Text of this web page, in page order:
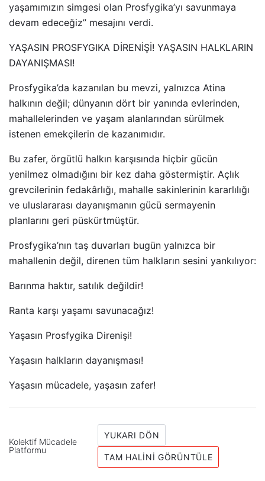
yaşamımızın simgesi olan Prosfygika’yı savunmaya
devam edeceğiz” mesajını verdi.
YAŞASIN PROSFYGIKA DİRENİŞİ! YAŞASIN HALKLARIN
DAYANIŞMASI!
Prosfygika’da kazanılan bu mevzi, yalnızca Atina
halkının değil; dünyanın dört bir yanında evlerinden,
mahallelerinden ve yaşam alanlarından sürülmek
istenen emekçilerin de kazanımıdır.
Bu zafer, örgütlü halkın karşısında hiçbir gücün
yenilmez olmadığını bir kez daha göstermiştir. Açlık
grevcilerinin fedakârlığı, mahalle sakinlerinin kararlılığı
ve uluslararası dayanışmanın gücü sermayenin
planlarını geri püskürtmüştür.
Prosfygika’nın taş duvarları bugün yalnızca bir
mahallenin değil, direnen tüm halkların sesini yankılıyor:
Barınma haktır, satılık değildir!
Ranta karşı yaşamı savunacağız!
Yaşasın Prosfygika Direnişi!
Yaşasın halkların dayanışması!
Yaşasın mücadele, yaşasın zafer!
Kolektif Mücadele
Platformu
YUKARI DÖN
TAM HALINI GÖRÜNTÜLE